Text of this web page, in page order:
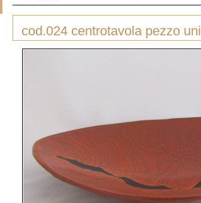
cod.024 centrotavola pezzo